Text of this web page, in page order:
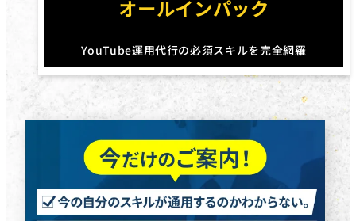
オールインパック
YouTube運用代行の必須スキルを完全網羅